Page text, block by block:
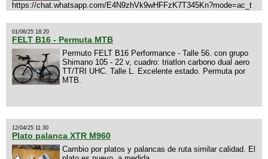
https://chat.whatsapp.com/E4N9zhVk9wHFFzK7T345Kn?mode=ac_t
01/06/25 18:20
FELT B16 - Permuta MTB
Permuto FELT B16 Performance - Talle 56. con grupo
Shimano 105 - 22 v, cuadro: triatlon carbono dual aero
TT/TRI UHC. Talle L. Excelente estado. Permuta por
MTB.
12/04/25 11:30
Plato palanca XTR M960
Cambio por platos y palancas de ruta similar calidad. El